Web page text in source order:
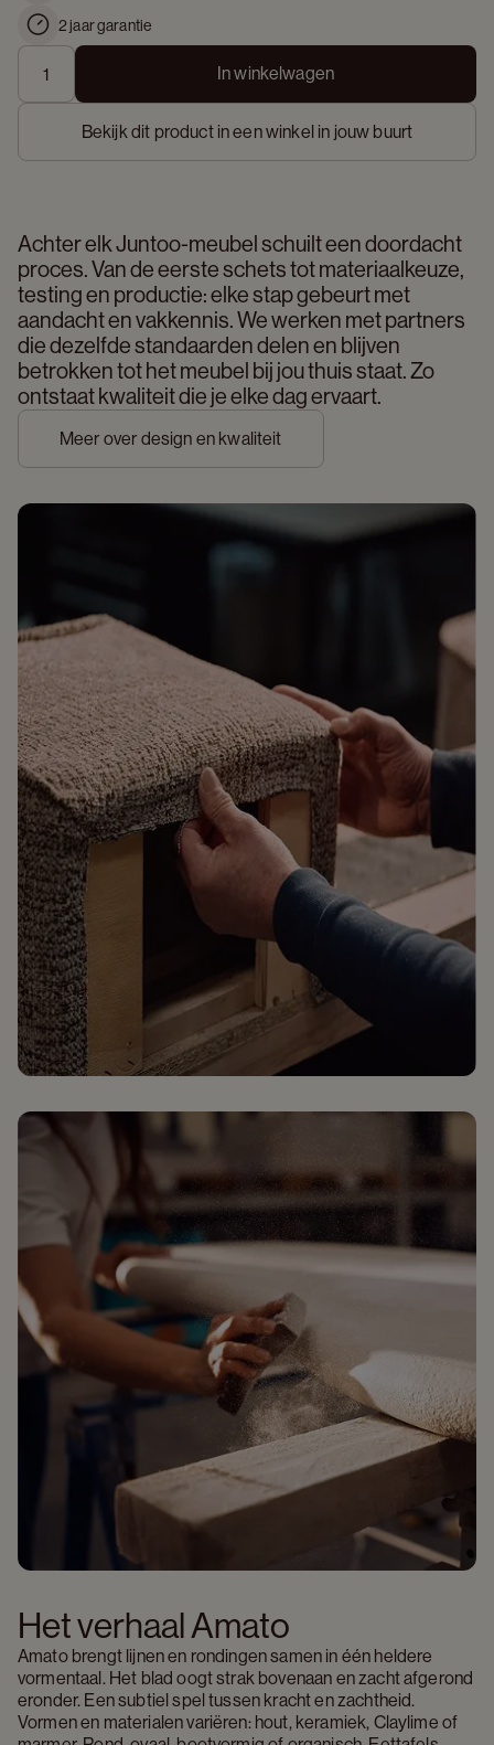
2 jaar garantie
In winkelwagen
Bekijk dit product in een winkel in jouw buurt
Achter elk Juntoo-meubel schuilt een doordacht
proces. Van de eerste schets tot materiaalkeuze,
testing en productie: elke stap gebeurt met
aandacht en vakkennis. We werken met partners
die dezelfde standaarden delen en blijven
betrokken tot het meubel bij jou thuis staat. Zo
ontstaat kwaliteit die je elke dag ervaart.
Meer over design en kwaliteit
Het verhaal Amato
Amato brengt lijnen en rondingen samen in één heldere
vormentaal. Het blad oogt strak bovenaan en zacht afgerond
eronder. Een subtiel spel tussen kracht en zachtheid.
Vormen en materialen variëren: hout, keramiek, Claylime of